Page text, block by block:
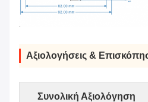
Αξιολογήσεις &
Συνολική Αξιολόγηση